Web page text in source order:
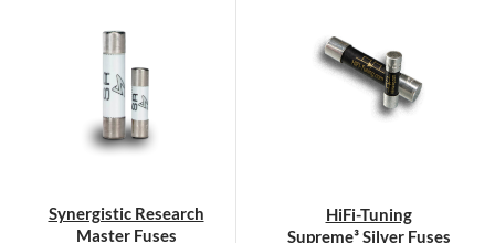
Deze
optie
kan
gekozen
de
variaties.
Deze
optie
kan
de
Synergistic Research
Master Fuses
HiFi-Tuning
Supreme³ Silver Fuses